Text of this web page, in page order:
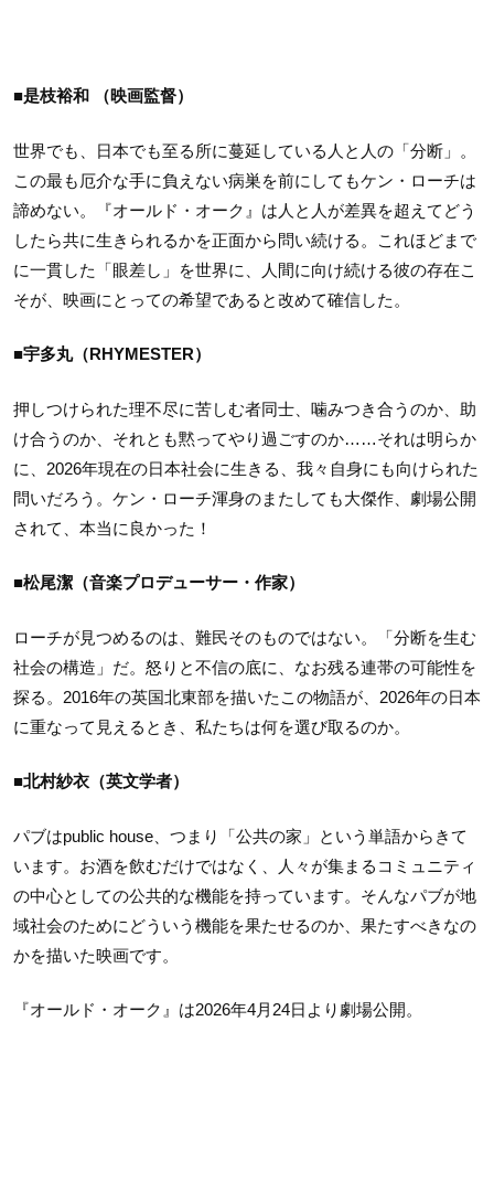
■是枝裕和 （映画監督）
世界でも、日本でも至る所に蔓延している人と人の「分断」。
この最も厄介な手に負えない病巣を前にしてもケン・ローチは
諦めない。『オールド・オーク』は人と人が差異を超えてどう
したら共に生きられるかを正面から問い続ける。これほどまで
に一貫した「眼差し」を世界に、人間に向け続ける彼の存在こ
そが、映画にとっての希望であると改めて確信した。
■宇多丸（RHYMESTER）
押しつけられた理不尽に苦しむ者同士、噛みつき合うのか、助
け合うのか、それとも黙ってやり過ごすのか……それは明らか
に、2026年現在の日本社会に生きる、我々自身にも向けられた
問いだろう。ケン・ローチ渾身のまたしても大傑作、劇場公開
されて、本当に良かった！
■松尾潔（音楽プロデューサー・作家）
ローチが見つめるのは、難民そのものではない。「分断を生む
社会の構造」だ。怒りと不信の底に、なお残る連帯の可能性を
探る。2016年の英国北東部を描いたこの物語が、2026年の日本
に重なって見えるとき、私たちは何を選び取るのか。
■北村紗衣（英文学者）
パブはpublic house、つまり「公共の家」という単語からきて
います。お酒を飲むだけではなく、人々が集まるコミュニティ
の中心としての公共的な機能を持っています。そんなパブが地
域社会のためにどういう機能を果たせるのか、果たすべきなの
かを描いた映画です。
『オールド・オーク』は2026年4月24日より劇場公開。